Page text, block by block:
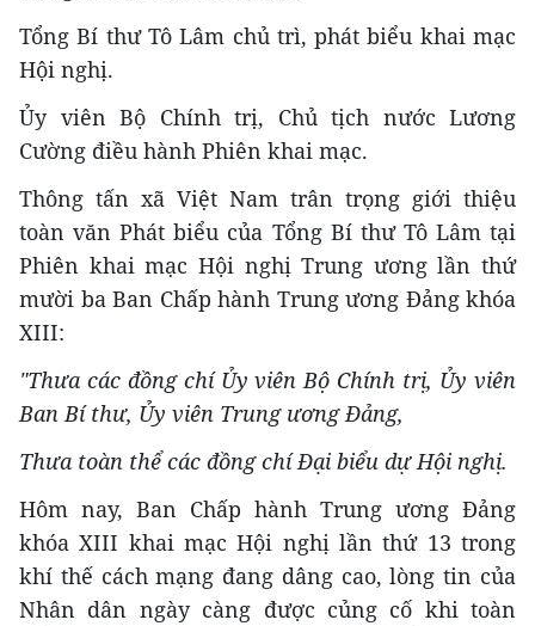
Tổng Bí thư Tô Lâm chủ trì, phát biểu khai mạc
Hội nghị.
Ủy viên Bộ Chính trị, Chủ tịch nước Lương
Cường điều hành Phiên khai mạc.
Thông tấn xã Việt Nam trân trọng giới thiệu
toàn văn Phát biểu của Tổng Bí thư Tô Lâm tại
Phiên khai mạc Hội nghị Trung ương lần thứ
mười ba Ban Chấp hành Trung ương Đảng khóa
XIII:
"Thưa các đồng chí Ủy viên Bộ Chính trị, Ủy viên
Ban Bí thư, Ủy viên Trung ương Đảng,
Thưa toàn thể các đồng chí Đại biểu dự Hội nghị.
Hôm nay, Ban Chấp hành Trung ương Đảng
khóa XIII khai mạc Hội nghị lần thứ 13 trong
khí thế cách mạng đang dâng cao, lòng tin của
Nhân dân ngày càng được củng cố khi toàn